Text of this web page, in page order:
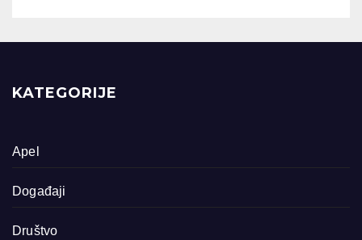
KATEGORIJE
Apel
Događaji
Društvo